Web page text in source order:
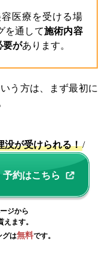
医療を受ける場
を通して施術内容
要があります。
う方は、まず最初に
没が受けられる！/
約はこちら
ジから
えます。
グは無料です。